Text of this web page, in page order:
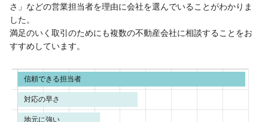
さ」などの営業担当者を理由に会社を選んでいることがわかりま
した。
満足のいく取引のためにも複数の不動産会社に相談することをお
すすめしています。